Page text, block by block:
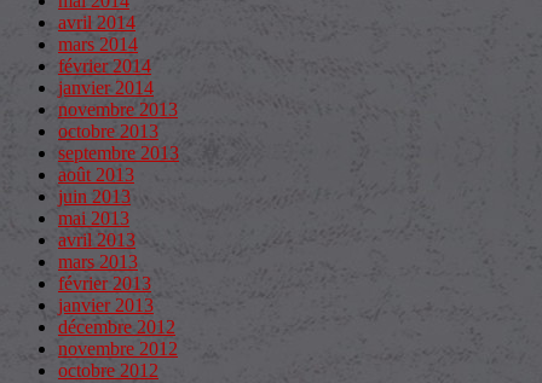
avril 2014
mars 2014
février 2014
janvier 2014
novembre 2013
octobre 2013
septembre 2013
août 2013
juin 2013
mai 2013
avril 2013
mars 2013
février 2013
janvier 2013
décembre 2012
novembre 2012
octobre 2012